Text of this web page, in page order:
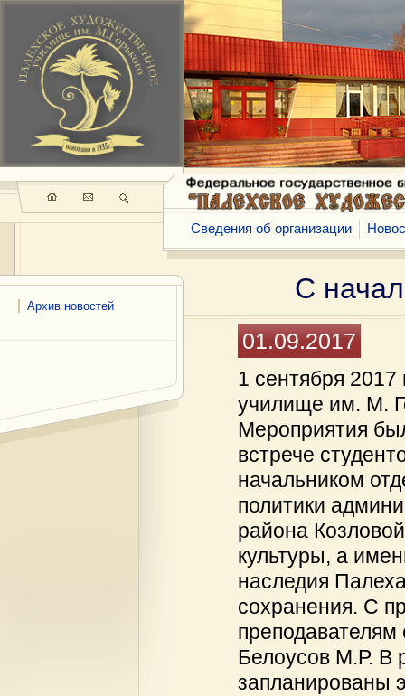
Архив новостей
Сведения об организации
С
01.09.2017
1 сентября
училище им. М.
Мероприятия
встрече
начальником
политики
района
культуры, а
наследия
сохранения. С
Белоусов М.Р. В
запланированы